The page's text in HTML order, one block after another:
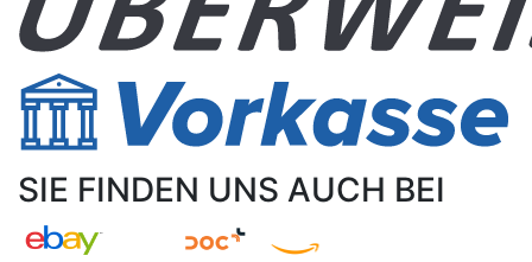
SIE FINDEN UNS AUCH BEI